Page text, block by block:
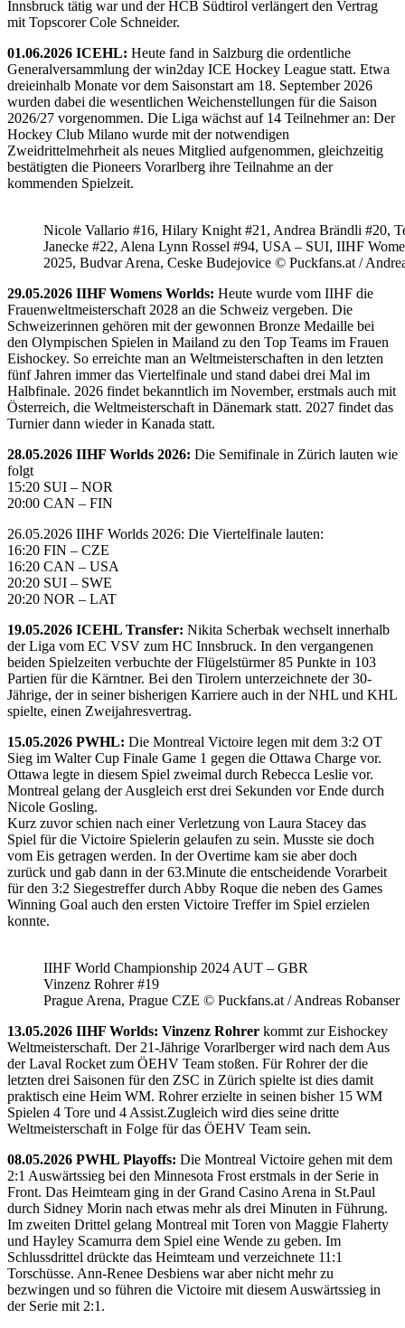
Innsbruck tätig war und der HCB Südtirol verlängert den Vertrag
mit Topscorer Cole Schneider.
01.06.2026 ICEHL: Heute fand in Salzburg die ordentliche
Generalversammlung der win2day ICE Hockey League statt. Etwa
dreieinhalb Monate vor dem Saisonstart am 18. September 2026
wurden dabei die wesentlichen Weichenstellungen für die Saison
2026/27 vorgenommen. Die Liga wächst auf 14 Teilnehmer an: Der
Hockey Club Milano wurde mit der notwendigen
Zweidrittelmehrheit als neues Mitglied aufgenommen, gleichzeitig
bestätigten die Pioneers Vorarlberg ihre Teilnahme an der
kommenden Spielzeit.
Nicole Vallario #16, Hilary Knight #21, Andrea Brändli #20,
Janecke #22, Alena Lynn Rossel #94, USA – SUI, IIHF
2025, Budvar Arena, Ceske Budejovice © Puckfans.at /
29.05.2026 IIHF Womens Worlds: Heute wurde vom IIHF die
Frauenweltmeisterschaft 2028 an die Schweiz vergeben. Die
Schweizerinnen gehören mit der gewonnen Bronze Medaille bei
den Olympischen Spielen in Mailand zu den Top Teams im Frauen
Eishockey. So erreichte man an Weltmeisterschaften in den letzten
fünf Jahren immer das Viertelfinale und stand dabei drei Mal im
Halbfinale. 2026 findet bekanntlich im November, erstmals auch mit
Österreich, die Weltmeisterschaft in Dänemark statt. 2027 findet das
Turnier dann wieder in Kanada statt.
28.05.2026 IIHF Worlds 2026: Die Semifinale in Zürich lauten wie
folgt
15:20 SUI – NOR
20:00 CAN – FIN
26.05.2026 IIHF Worlds 2026: Die Viertelfinale lauten:
16:20 FIN – CZE
16:20 CAN – USA
20:20 SUI – SWE
20:20 NOR – LAT
19.05.2026 ICEHL Transfer: Nikita Scherbak wechselt innerhalb
der Liga vom EC VSV zum HC Innsbruck. In den vergangenen
beiden Spielzeiten verbuchte der Flügelstürmer 85 Punkte in 103
Partien für die Kärntner. Bei den Tirolern unterzeichnete der 30-
Jährige, der in seiner bisherigen Karriere auch in der NHL und KHL
spielte, einen Zweijahresvertrag.
15.05.2026 PWHL: Die Montreal Victoire legen mit dem 3:2 OT
Sieg im Walter Cup Finale Game 1 gegen die Ottawa Charge vor.
Ottawa legte in diesem Spiel zweimal durch Rebecca Leslie vor.
Montreal gelang der Ausgleich erst drei Sekunden vor Ende durch
Nicole Gosling.
Kurz zuvor schien nach einer Verletzung von Laura Stacey das
Spiel für die Victoire Spielerin gelaufen zu sein. Musste sie doch
vom Eis getragen werden. In der Overtime kam sie aber doch
zurück und gab dann in der 63.Minute die entscheidende Vorarbeit
für den 3:2 Siegestreffer durch Abby Roque die neben des Games
Winning Goal auch den ersten Victoire Treffer im Spiel erzielen
konnte.
IIHF World Championship 2024 AUT – GBR
Vinzenz Rohrer #19
Prague Arena, Prague CZE © Puckfans.at / Andreas Robanser
13.05.2026 IIHF Worlds: Vinzenz Rohrer kommt zur Eishockey
Weltmeisterschaft. Der 21-Jährige Vorarlberger wird nach dem Aus
der Laval Rocket zum ÖEHV Team stoßen. Für Rohrer der die
letzten drei Saisonen für den ZSC in Zürich spielte ist dies damit
praktisch eine Heim WM. Rohrer erzielte in seinen bisher 15 WM
Spielen 4 Tore und 4 Assist.Zugleich wird dies seine dritte
Weltmeisterschaft in Folge für das ÖEHV Team sein.
08.05.2026 PWHL Playoffs: Die Montreal Victoire gehen mit dem
2:1 Auswärtssieg bei den Minnesota Frost erstmals in der Serie in
Front. Das Heimteam ging in der Grand Casino Arena in St.Paul
durch Sidney Morin nach etwas mehr als drei Minuten in Führung.
Im zweiten Drittel gelang Montreal mit Toren von Maggie Flaherty
und Hayley Scamurra dem Spiel eine Wende zu geben. Im
Schlussdrittel drückte das Heimteam und verzeichnete 11:1
Torschüsse. Ann-Renee Desbiens war aber nicht mehr zu
bezwingen und so führen die Victoire mit diesem Auswärtssieg in
der Serie mit 2:1.